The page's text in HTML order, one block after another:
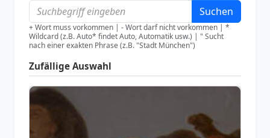
Suchen
+ Wort muss vorkommen | - Wort darf nicht vorkommen | *
Wildcard (z.B. Auto* findet Auto, Automatik usw.) | " Sucht
nach einer exakten Phrase (z.B. "Stadt München")
Zufällige Auswahl